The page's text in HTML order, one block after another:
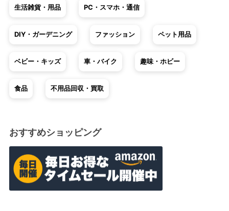
生活雑貨・用品 PC・スマホ・通信
DIY・ガーデニング ファッション ペット用品
ベビー・キッズ 車・バイク 趣味・ホビー
食品 不用品回収・買取
おすすめショッピング